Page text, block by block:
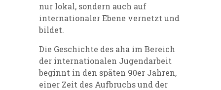
nur lokal, sondern auch auf
internationaler Ebene vernetzt und
bildet.
Die Geschichte des aha im Bereich
der internationalen Jugendarbeit
beginnt in den späten 90er Jahren,
einer Zeit des Aufbruchs und der